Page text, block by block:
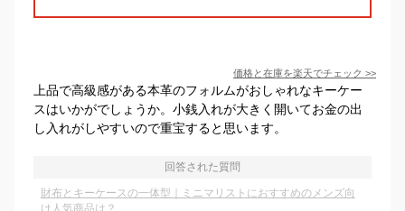
価格と在庫を楽天でチェック >>
上品で高級感がある本革のフォルムがおしゃれなキーケー
スはいかがでしょうか。小銭入れが大きく開いてお金の出
し入れがしやすいので重宝すると思います。
回答された質問
財布とキーケースの一体型｜ミニマリストにおすすめのメンズ向
け人気商品は？